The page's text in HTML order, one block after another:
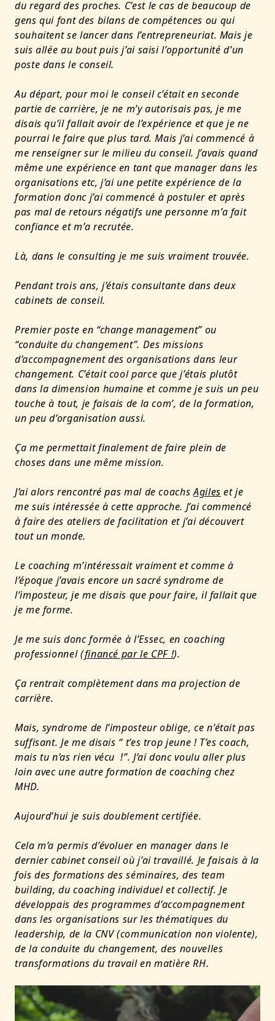
du regard des proches. C’est le cas de beaucoup de
gens qui font des bilans de compétences ou qui
souhaitent se lancer dans l’entrepreneuriat. Mais je
suis allée au bout puis j’ai saisi l’opportunité d’un
poste dans le conseil.
Au départ, pour moi le conseil c’était en seconde
partie de carrière, je ne m’y autorisais pas, je me
disais qu’il fallait avoir de l’expérience et que je ne
pourrai le faire que plus tard.Mais j’ai commencé à
me renseigner sur le milieu du conseil. J’avais quand
même une expérience en tant que manager dans les
organisations etc, j’ai une petite expérience de la
formation donc j’ai commencé à postuler et après
pas mal de retours négatifs une personne m’a fait
confiance et m’a recrutée.
Là, dans le consulting je me suis vraiment trouvée.
Pendant trois ans, j’étais consultante dans deux
cabinets de conseil.
Premier poste en “change management” ou
“conduite du changement”. Des missions
d’accompagnement des organisations dans leur
changement. C’était cool parce que j’étais plutôt
dans la dimension humaine et comme je suis un peu
touche à tout, je faisais de la com’, de la formation,
un peu d’organisation aussi.
Ça me permettait finalement de faire plein de
choses dans une même mission.
J’ai alors rencontré pas mal de coachsAgiles et je
me suis intéressée à cette approche. J’ai commencé
à faire des ateliers de facilitation et j’ai découvert
tout un monde.
Le coaching m’intéressait vraiment et comme à
l’époque j’avais encore un sacré syndrome de
l’imposteur, je me disais que pour faire, il fallait que
je me forme.
Je me suis donc formée à l’Essec, en coaching
professionnel (financé par le CPF !).
Ça rentrait complètement dans ma projection de
carrière.
Mais, syndrome de l’imposteur oblige, ce n’était pas
suffisant. Je me disais “ t’es trop jeune ! T’es coach,
mais tu n’as rien vécu !”. J’ai donc voulu aller plus
loin avec une autre formation de coaching chez
MHD.
Aujourd’hui je suis doublement certifiée.
Cela m’a permis d’évoluer en manager dans le
dernier cabinet conseil où j’ai travaillé. Je faisais à la
fois des formations des séminaires, des team
building, du coaching individuel et collectif. Je
développais des programmes d’accompagnement
dans les organisations sur les thématiques du
leadership, de la CNV (communication non violente),
de la conduite du changement, des nouvelles
transformations du travail en matière RH.